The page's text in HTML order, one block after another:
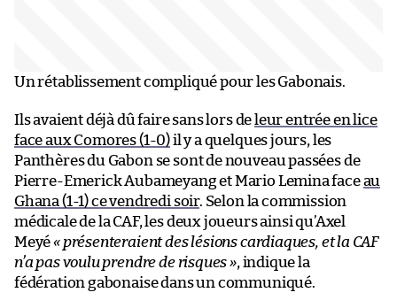
Un rétablissement compliqué pour les Gabonais.
Ils avaient déjà dû faire sans lors de leur entrée en lice
face aux Comores (1-0)il y a quelques jours, les
Panthères du Gabon se sont de nouveau passées de
Pierre-Emerick Aubameyang et Mario Lemina faceau
Ghana (1-1) ce vendredi soir. Selon la commission
médicale de la CAF, les deux joueurs ainsi qu’Axel
Meyé« présenteraient des lésions cardiaques, et la CAF
n’a pas voulu prendre de risques », indique la
fédération gabonaise dans un communiqué.